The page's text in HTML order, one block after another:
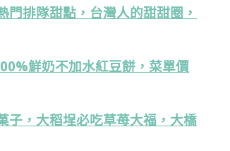
排隊甜點，台灣人的甜甜圈，
鮮奶不加水紅豆餅，菜單價
子，大稻埕必吃草苺大福，大橋